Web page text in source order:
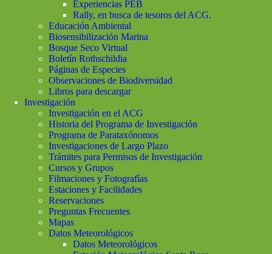
Experiencias PEB
Rally, en busca de tesoros del ACG.
Educación Ambiental
Biosensibilización Marina
Bosque Seco Virtual
Boletín Rothschildia
Páginas de Especies
Observaciones de Biodiversidad
Libros para descargar
Investigación
Investigación en el ACG
Historia del Programa de Investigación
Programa de Parataxónomos
Investigaciones de Largo Plazo
Trámites para Permisos de Investigación
Cursos y Grupos
Filmaciones y Fotografías
Estaciones y Facilidades
Reservaciones
Preguntas Frecuentes
Mapas
Datos Meteorológicos
Datos Meteorológicos